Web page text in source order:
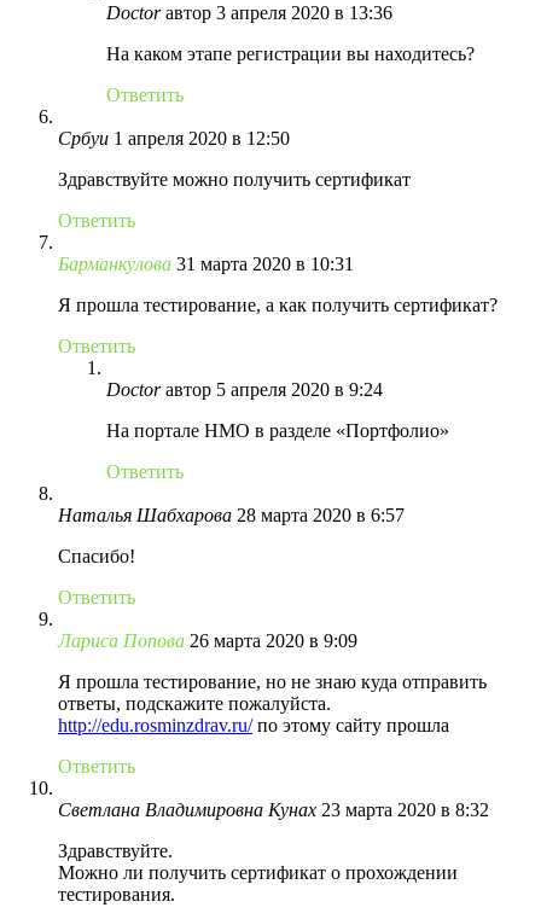
Doctor автор 3 апреля 2020 в 13:36
На каком этапе регистрации вы находитесь?
Ответить
Србуи 1 апреля 2020 в 12:50
Здравствуйте можно получить сертификат
Ответить
Барманкулова 31 марта 2020 в 10:31
Я прошла тестирование, а как получить сертификат?
Ответить
Doctor автор 5 апреля 2020 в 9:24
На портале НМО в разделе «Портфолио»
Ответить
Наталья Шабхарова 28 марта 2020 в 6:57
Спасибо!
Ответить
Лариса Попова 26 марта 2020 в 9:09
Я прошла тестирование, но не знаю куда отправить
ответы, подскажите пожалуйста.
http://edu.rosminzdrav.ru/по этому сайту прошла
Ответить
Светлана Владимировна Кунах 23 марта 2020 в 8:32
Здравствуйте.
Можно ли получить сертификат о прохождении
тестирования.